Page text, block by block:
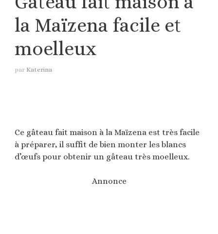
la Maïzena facile et
moelleux
par Katerina
Ce gâteau fait maison à la Maïzena est très facile
à préparer, il suffit de bien monter les blancs
d’œufs pour obtenir un gâteau très moelleux.
Annonce